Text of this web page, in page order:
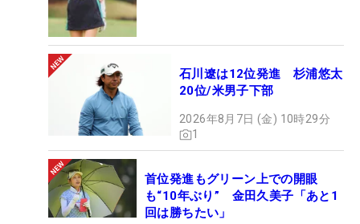
石川遼は12位発進 杉浦悠太
20位/米男子下部
2026年8月7日 (金) 10時29分
1
首位発進もグリーン上での開眼
も“10年ぶり” 金田久美子「あと1
回は勝ちたい」